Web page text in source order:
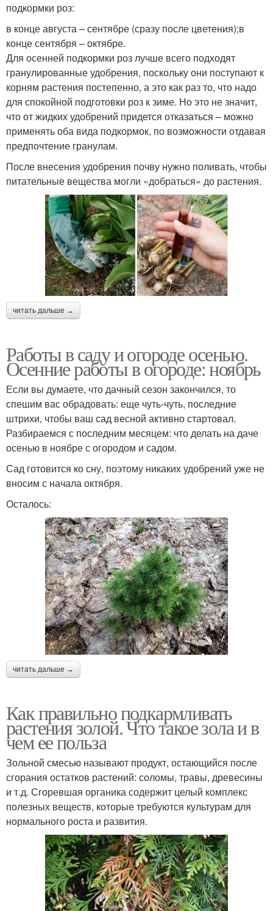
подкормки роз:
в конце августа – сентябре (сразу после цветения);в
конце сентября – октябре.
Для осенней подкормки роз лучше всего подходят
гранулированные удобрения, поскольку они поступают к
корням растения постепенно, а это как раз то, что надо
для спокойной подготовки роз к зиме. Но это не значит,
что от жидких удобрений придется отказаться – можно
применять оба вида подкормок, по возможности отдавая
предпочтение гранулам.
После внесения удобрения почву нужно поливать, чтобы
питательные вещества могли «добраться» до растения.
читать дальше →
Работы в саду и огороде осенью.
Осенние работы в огороде: ноябрь
Если вы думаете, что дачный сезон закончился, то
спешим вас обрадовать: еще чуть-чуть, последние
штрихи, чтобы ваш сад весной активно стартовал.
Разбираемся с последним месяцем: что делать на даче
осенью в ноябре с огородом и садом.
Сад готовится ко сну, поэтому никаких удобрений уже не
вносим с начала октября.
Осталось:
читать дальше →
Как правильно подкармливать
растения золой. Что такое зола и в
чем ее польза
Зольной смесью называют продукт, остающийся после
сгорания остатков растений: соломы, травы, древесины
и т.д. Сгоревшая органика содержит целый комплекс
полезных веществ, которые требуются культурам для
нормального роста и развития.